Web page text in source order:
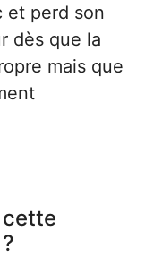
et perd son
dès que la
mais que
cette